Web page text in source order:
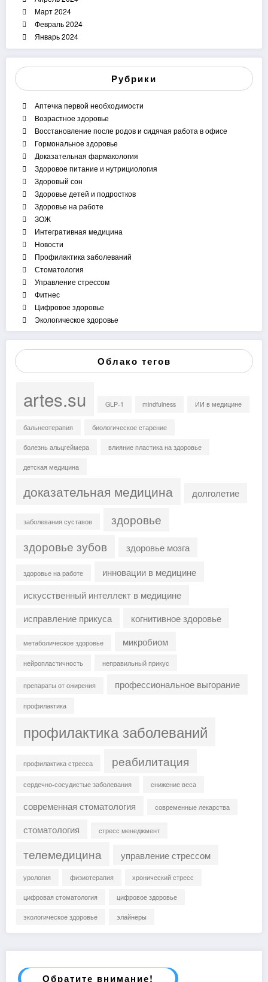
Март 2024
Февраль 2024
Январь 2024
Рубрики
Аптечка первой необходимости
Возрастное здоровье
Восстановление после родов и сидячая работа в офисе
Гормональное здоровье
Доказательная фармакология
Здоровое питание и нутрициология
Здоровый сон
Здоровье детей и подростков
Здоровье на работе
ЗОЖ
Интегративная медицина
Новости
Профилактика заболеваний
Стоматология
Управление стрессом
Фитнес
Цифровое здоровье
Экологическое здоровье
Облако тегов
artes.su GLP-1 mindfulness ИИ в медицине
бальнеотерапия биологическое старение
болезнь альцгеймера влияние пластика на здоровье
детская медицина
доказательная медицина долголетие
заболевания суставов
здоровье
здоровье зубов
здоровье мозга
здоровье на работе
инновации в медицине
искусственный интеллект в медицине
исправление прикуса
когнитивное здоровье
метаболическое здоровье микробиом
нейропластичность неправильный прикус
препараты от ожирения профессиональное выгорание
профилактика
профилактика заболеваний
профилактика стресса реабилитация
сердечно-сосудистые заболевания снижение веса
современная стоматология современные лекарства
стоматология стресс менеджмент
телемедицина управление стрессом
урология физиотерапия хронический стресс
цифровая стоматология цифровое здоровье
экологическое здоровье элайнеры
Обратите внимание!